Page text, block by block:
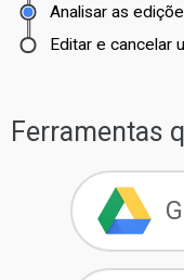
Analisar as
Editar e cancelar
Ferramentas